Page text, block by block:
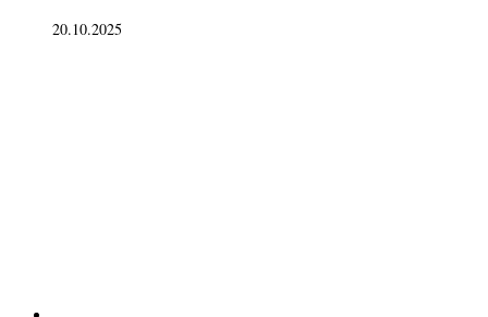
20.10.2025